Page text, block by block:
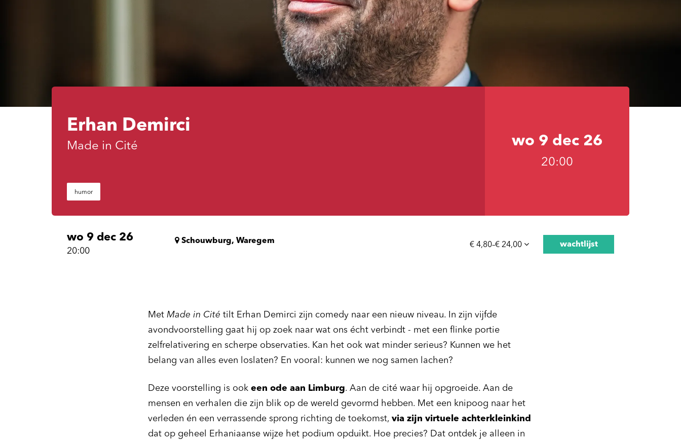
Erhan Demirci
Made in Cité
humor
wo 9 dec 26
20:00
wo 9 dec 26
20:00
Schouwburg, Waregem € 4,80–€ 24,00 wachtlijst
Met Made in Cité tilt Erhan Demirci zijn comedy naar een nieuw niveau. In zijn vijfde
avondvoorstelling gaat hij op zoek naar wat ons écht verbindt - met een flinke portie
zelfrelativering en scherpe observaties. Kan het ook wat minder serieus? Kunnen we het
belang van alles even loslaten? En vooral: kunnen we nog samen lachen?
Deze voorstelling is ook een ode aan Limburg. Aan de cité waar hij opgroeide. Aan de
mensen en verhalen die zijn blik op de wereld gevormd hebben. Met een knipoog naar het
verleden én een verrassende sprong richting de toekomst, via zijn virtuele achterkleinkind
dat op geheel Erhaniaanse wijze het podium opduikt. Hoe precies? Dat ontdek je alleen in